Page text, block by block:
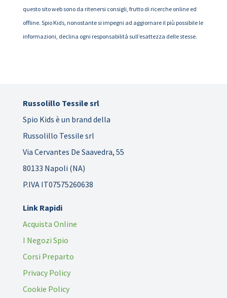
questo sito web sono da ritenersi consigli, frutto di ricerche online ed
offline. Spio Kids, nonostante si impegni ad aggiornare il più possibile le
informazioni, declina ogni responsabilità sull’esattezza delle stesse.
Russolillo Tessile srl
Spio Kids è un brand della
Russolillo Tessile srl
Via Cervantes De Saavedra, 55
80133 Napoli (NA)
P.IVA IT07575260638
Link Rapidi
Acquista Online
I Negozi Spio
Corsi Preparto
Privacy Policy
Cookie Policy